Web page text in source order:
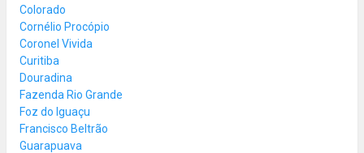
Colorado
Cornélio Procópio
Coronel Vivida
Curitiba
Douradina
Fazenda Rio Grande
Foz do Iguaçu
Francisco Beltrão
Guarapuava